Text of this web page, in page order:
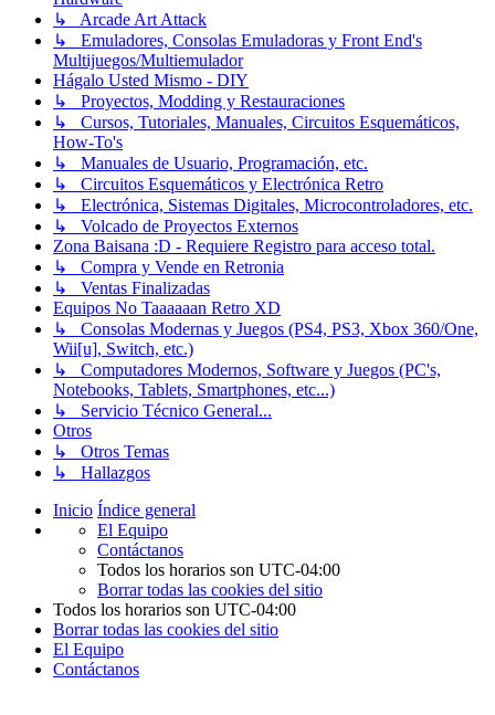
↳ Arcade Art Attack
↳ Emuladores, Consolas Emuladoras y Front End's
Multijuegos/Multiemulador
Hágalo Usted Mismo - DIY
↳ Proyectos, Modding y Restauraciones
↳ Cursos, Tutoriales, Manuales, Circuitos Esquemáticos,
How-To's
↳ Manuales de Usuario, Programación, etc.
↳ Circuitos Esquemáticos y Electrónica Retro
↳ Electrónica, Sistemas Digitales, Microcontroladores, etc.
↳ Volcado de Proyectos Externos
Zona Baisana :D - Requiere Registro para acceso total.
↳ Compra y Vende en Retronia
↳ Ventas Finalizadas
Equipos No Taaaaaan Retro XD
↳ Consolas Modernas y Juegos (PS4, PS3, Xbox 360/One,
Wii[u], Switch, etc.)
↳ Computadores Modernos, Software y Juegos (PC's,
Notebooks, Tablets, Smartphones, etc...)
↳ Servicio Técnico General...
Otros
↳ Otros Temas
↳ Hallazgos
Inicio Índice general
El Equipo
Contáctanos
Todos los horarios son UTC-04:00
Borrar todas las cookies del sitio
Todos los horarios son UTC-04:00
Borrar todas las cookies del sitio
El Equipo
Contáctanos